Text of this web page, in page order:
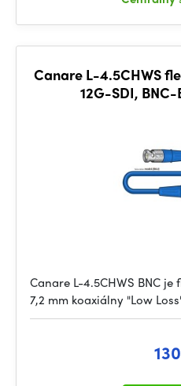
Canare L-4.5CHWS
12G-SDI, BNC-
Canare L-4.5CHWS BNC
7,2 mm koaxiálny "Low